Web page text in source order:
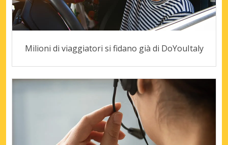
Milioni di viaggiatori si fidano già di DoYouItaly